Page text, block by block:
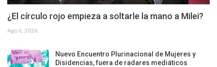
¿El círculo rojo empieza a soltarle la mano a Milei?
Ago 6, 2026
Nuevo Encuentro Plurinacional de Mujeres y
Disidencias, fuera de radares mediáticos